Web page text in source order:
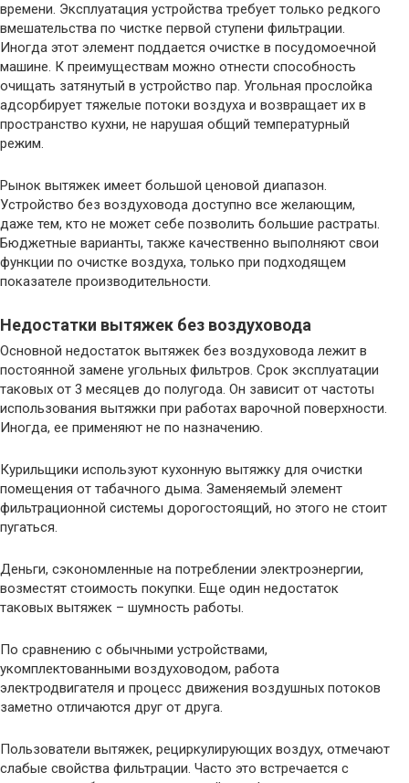
времени. Эксплуатация устройства требует только редкого
вмешательства по чистке первой ступени фильтрации.
Иногда этот элемент поддается очистке в посудомоечной
машине. К преимуществам можно отнести способность
очищать затянутый в устройство пар. Угольная прослойка
адсорбирует тяжелые потоки воздуха и возвращает их в
пространство кухни, не нарушая общий температурный
режим.
Рынок вытяжек имеет большой ценовой диапазон.
Устройство без воздуховода доступно все желающим,
даже тем, кто не может себе позволить большие растраты.
Бюджетные варианты, также качественно выполняют свои
функции по очистке воздуха, только при подходящем
показателе производительности.
Недостатки вытяжек без воздуховода
Основной недостаток вытяжек без воздуховода лежит в
постоянной замене угольных фильтров. Срок эксплуатации
таковых от 3 месяцев до полугода. Он зависит от частоты
использования вытяжки при работах варочной поверхности.
Иногда, ее применяют не по назначению.
Курильщики используют кухонную вытяжку для очистки
помещения от табачного дыма. Заменяемый элемент
фильтрационной системы дорогостоящий, но этого не стоит
пугаться.
Деньги, сэкономленные на потреблении электроэнергии,
возместят стоимость покупки. Еще один недостаток
таковых вытяжек – шумность работы.
По сравнению с обычными устройствами,
укомплектованными воздуховодом, работа
электродвигателя и процесс движения воздушных потоков
заметно отличаются друг от друга.
Пользователи вытяжек, рециркулирующих воздух, отмечают
слабые свойства фильтрации. Часто это встречается с